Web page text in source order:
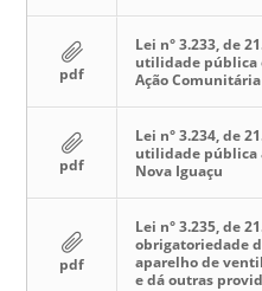
pdf
Lei n° 3.233, de
utilidade pública
Ação Comunitária
pdf
Lei n° 3.234, de
utilidade pública
Nova Iguaçu
pdf
Lei n° 3.235, de
obrigatoriedade
aparelho de
e dá outras